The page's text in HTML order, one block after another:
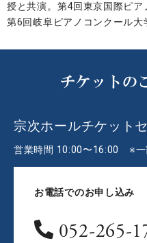
授と共演。第4回東京国際ピア
第6回岐阜ピアノコンクール大
チケットの
宗次ホールチケット
営業時間 10:00〜16:00 ※一
お電話でのお申し込み
052-265-